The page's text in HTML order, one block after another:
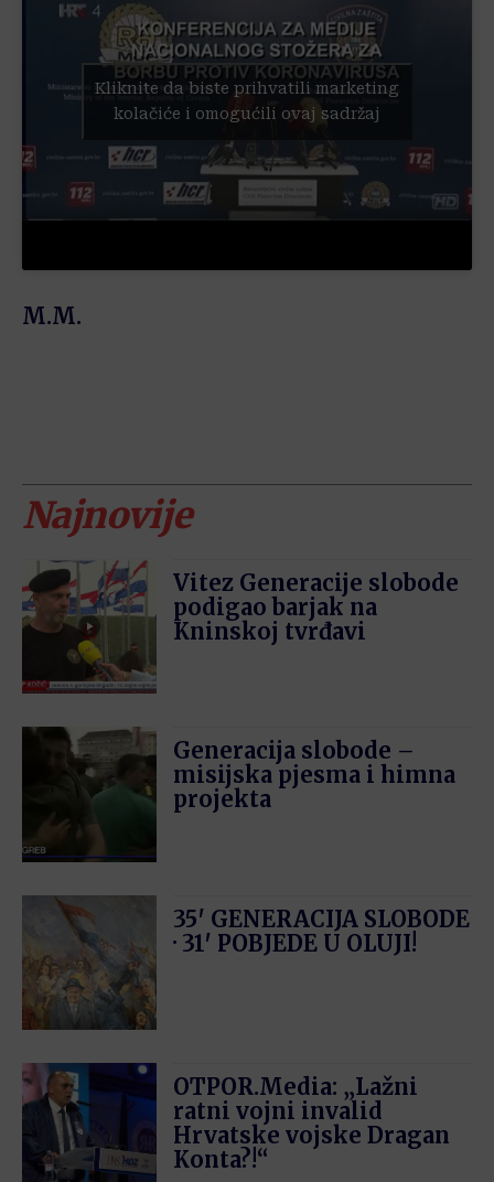
Kliknite da biste prihvatili marketing
kolačiće i omogućili ovaj sadržaj
M.M.
Najnovije
Vitez Generacije slobode
podigao barjak na
Kninskoj tvrđavi
Generacija slobode –
misijska pjesma i himna
projekta
35′ GENERACIJA SLOBODE
· 31′ POBJEDE U OLUJI!
OTPOR.Media: „Lažni
ratni vojni invalid
Hrvatske vojske Dragan
Konta?!“